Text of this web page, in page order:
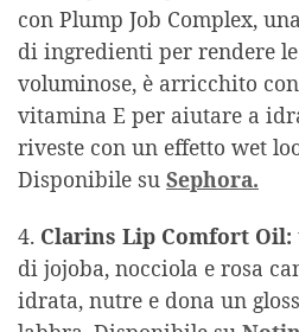
con Plump Job Complex,
di ingredienti per rendere
voluminose, è arricchito
vitamina E per aiutare a
riveste con un effetto wet
Disponibile su Sephora.
4. Clarins Lip Comfort Oil:
di jojoba, nocciola e rosa
idrata, nutre e dona un